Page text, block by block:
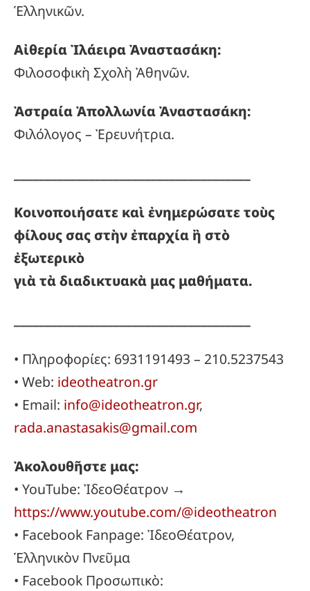
Ἑλληνικῶν.
Αἰθερία Ἰλάειρα Ἀναστασάκη:
Φιλοσοφικὴ Σχολὴ Ἀθηνῶν.
Ἀστραία Ἀπολλωνία Ἀναστασάκη:
Φιλόλογος – Ἐρευνήτρια.
Κοινοποιήσατε καὶ ἐνημερώσατε τοὺς
φίλους σας στὴν ἐπαρχία ἢ στὸ
ἐξωτερικὸ
γιὰ τὰ διαδικτυακὰ μας μαθήματα.
• Πληροφορίες: 6931191493 – 210.5237543
• Web: ideotheatron.gr
• Email: info@ideotheatron.gr,
rada.anastasakis@gmail.com
Ἀκολουθῆστε μας:
• YouTube: ἸδεοΘέατρον →
https://www.youtube.com/@ideotheatron
• Facebook Fanpage: ἸδεοΘέατρον,
Ἑλληνικὸν Πνεῦμα
• Facebook Προσωπικὸ: